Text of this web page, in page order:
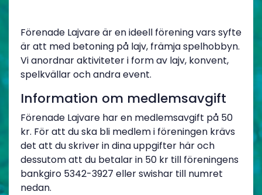
Förenade Lajvare är en ideell förening vars syfte
är att med betoning på lajv, främja spelhobbyn.
Vi anordnar aktiviteter i form av lajv, konvent,
spelkvällar och andra event.
Information om medlemsavgift
Förenade Lajvare har en medlemsavgift på 50
kr. För att du ska bli medlem i föreningen krävs
det att du skriver in dina uppgifter här och
dessutom att du betalar in 50 kr till föreningens
bankgiro 5342-3927 eller swishar till numret
nedan.